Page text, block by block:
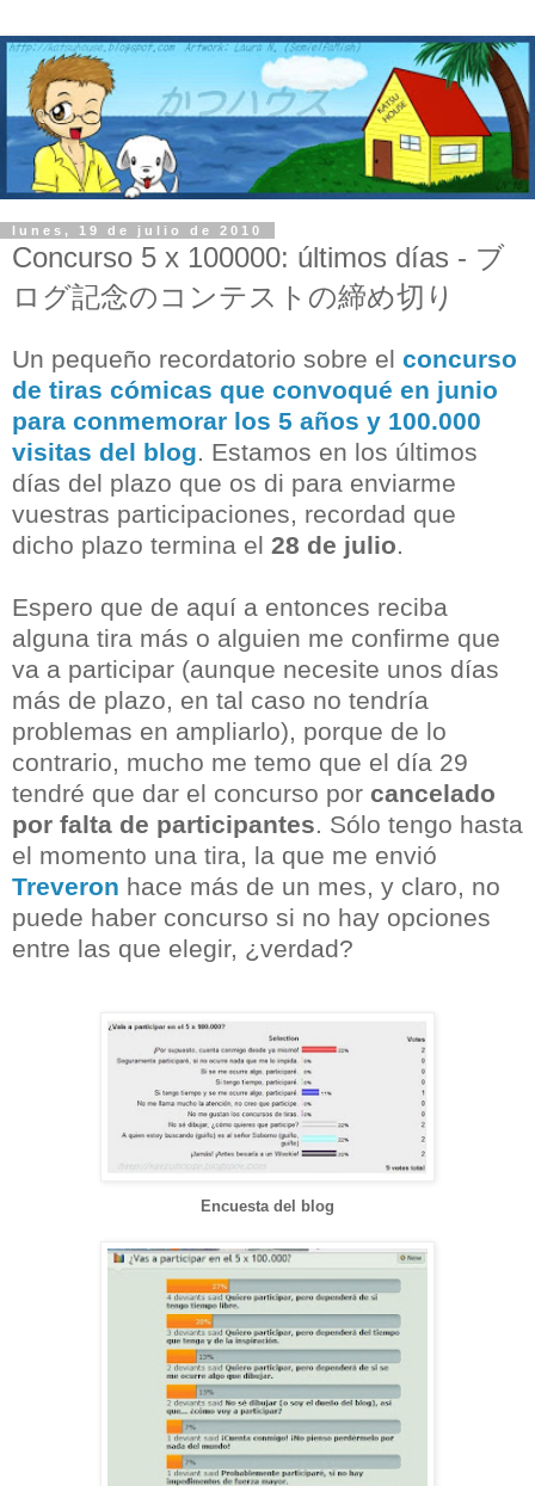
lunes, 19 de julio de 2010
Concurso 5 x 100000: últimos días - ブ
ログ記念のコンテストの締め切り
Un pequeño recordatorio sobre el concurso
de tiras cómicas que convoqué en junio
para conmemorar los 5 años y 100.000
visitas del blog. Estamos en los últimos
días del plazo que os di para enviarme
vuestras participaciones, recordad que
dicho plazo termina el 28 de julio.
Espero que de aquí a entonces reciba
alguna tira más o alguien me confirme que
va a participar (aunque necesite unos días
más de plazo, en tal caso no tendría
problemas en ampliarlo), porque de lo
contrario, mucho me temo que el día 29
tendré que dar el concurso por cancelado
por falta de participantes. Sólo tengo hasta
el momento una tira, la que me envió
Treveron hace más de un mes, y claro, no
puede haber concurso si no hay opciones
entre las que elegir, ¿verdad?
Encuesta del blog